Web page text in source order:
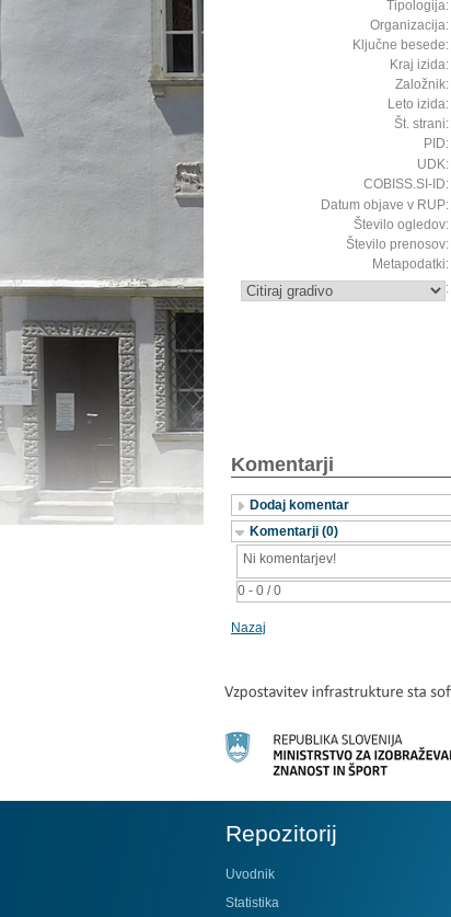
Tipologija:
Organizacija:
Ključne besede:
Kraj izida:
Založnik:
Leto izida:
Št. strani:
PID:
UDK:
COBISS.SI-ID:
Datum objave v RUP:
Število ogledov:
Število prenosov:
Metapodatki:
:
Komentarji
Dodaj komentar
Komentarji (0)
0 - 0 / 0
Ni komentarjev!
Nazaj
Repozitorij
Uvodnik
Statistika